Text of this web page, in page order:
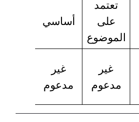
تعتمد
على
الموضوع
أساسي
غير
مدعوم
غير
مدعوم